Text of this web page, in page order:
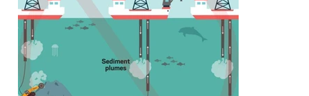
lebenswichtige Fischbestände. Das
Überleben und die Wanderung
unzähliger Arten sind bedroht.
Gleichzeitig bedrohen schmelzendes
Polareis und steigende
Meeresspiegel Küstengemeinden